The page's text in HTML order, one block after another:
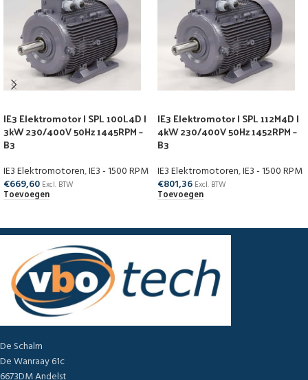
IE3 Elektromotor | SPL 100L4D |
3kW 230/400V 50Hz 1445RPM –
B3
IE3 Elektromotoren,IE3 - 1500 RPM
€669,60 Excl. BTW
Toevoegen
IE3 Elektromotor | SPL 112M4D |
4kW 230/400V 50Hz 1452RPM –
B3
IE3 Elektromotoren,IE3 - 1500 RPM
€801,36 Excl. BTW
Toevoegen
De Schalm
De Wanraay 61c
6673DM Andelst